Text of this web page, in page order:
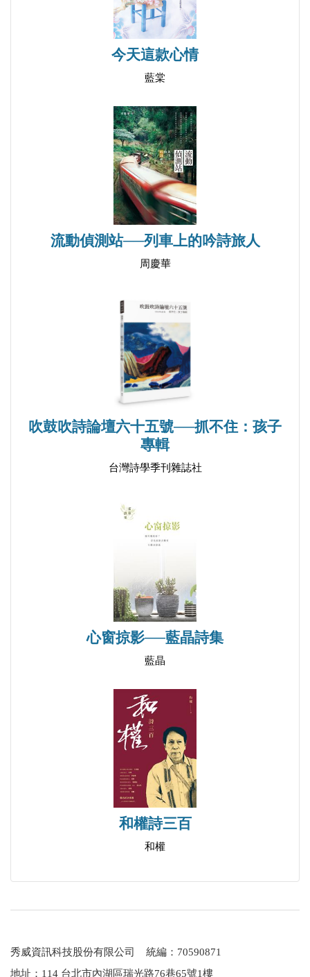
今天這款心情
藍棠
流動偵測站──列車上的吟詩旅人
周慶華
吹鼓吹詩論壇六十五號──抓不住：孩子
專輯
台灣詩學季刊雜誌社
心窗掠影──藍晶詩集
藍晶
和權詩三百
和權
秀威資訊科技股份有限公司 統編：70590871
地址：114 台北市內湖區瑞光路76巷65號1樓